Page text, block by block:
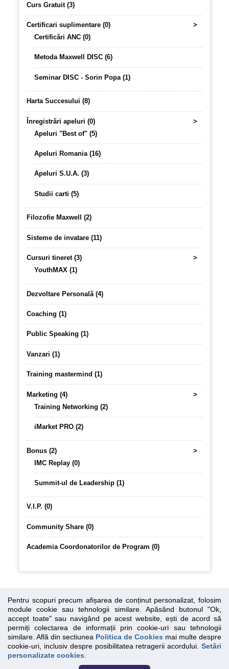
Curs Gratuit (3)
Certificari suplimentare (0)
>
Certificări ANC (0)
Metoda Maxwell DISC (6)
Seminar DISC - Sorin Popa (1)
Harta Succesului (8)
Înregistrări apeluri (0)
>
Apeluri "Best of" (5)
Apeluri Romania (16)
Apeluri S.U.A. (3)
Studii carti (5)
Filozofie Maxwell (2)
Sisteme de invatare (11)
Cursuri tineret (3)
>
YouthMAX (1)
Dezvoltare Personală (4)
Coaching (1)
Public Speaking (1)
Vanzari (1)
Training mastermind (1)
Marketing (4)
>
Training Networking (2)
iMarket PRO (2)
Bonus (2)
>
IMC Replay (0)
Summit-ul de Leadership (1)
V.I.P. (0)
Community Share (0)
Academia Coordonatorilor de Program (0)
Sus
Essential SSL
Pentru scopuri precum afișarea de conținut personalizat, folosim
module cookie sau tehnologii similare. Apăsând butonul "Ok,
accept toate" sau navigând pe acest website, ești de acord să
permiți colectarea de informații prin cookie-uri sau tehnologii
similare. Află din sectiunea Politica de Cookies mai multe despre
cookie-uri, inclusiv despre posibilitatea retragerii acordului. Setări
personalizate cookies